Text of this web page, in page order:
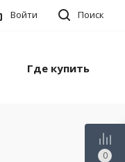
Поиск
Войти
Где купить
0